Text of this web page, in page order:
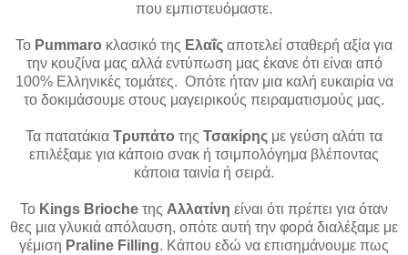
που εμπιστευόμαστε.
Το Pummaro κλασικό της Ελαΐς αποτελεί σταθερή αξία για
την κουζίνα μας αλλά εντύπωση μας έκανε ότι είναι από
100% Ελληνικές τομάτες. Οπότε ήταν μια καλή ευκαιρία να
το δοκιμάσουμε στους μαγειρικούς πειραματισμούς μας.
Τα πατατάκια Τρυπάτο της Τσακίρης με γεύση αλάτι τα
επιλέξαμε για κάποιο σνακ ή τσιμπολόγημα βλέποντας
κάποια ταινία ή σειρά.
Το Κings Brioche της Αλλατίνη είναι ότι πρέπει για όταν
θες μια γλυκιά απόλαυση, οπότε αυτή την φορά διαλέξαμε με
γέμιση Praline Filling. Κάπου εδώ να επισημάνουμε πως